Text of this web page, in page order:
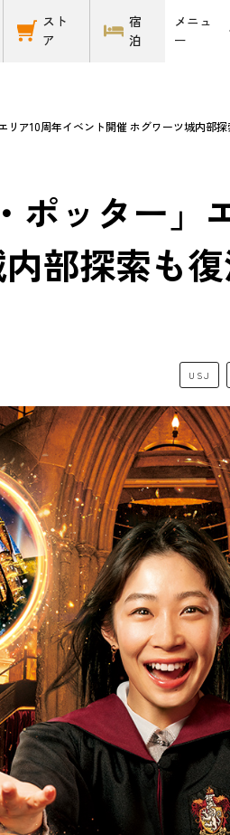
スト
ア
宿
泊
メニュ
ー
リア10周年イベント開催 ホグワーツ城内部
ポッター」
部探索も
USJ